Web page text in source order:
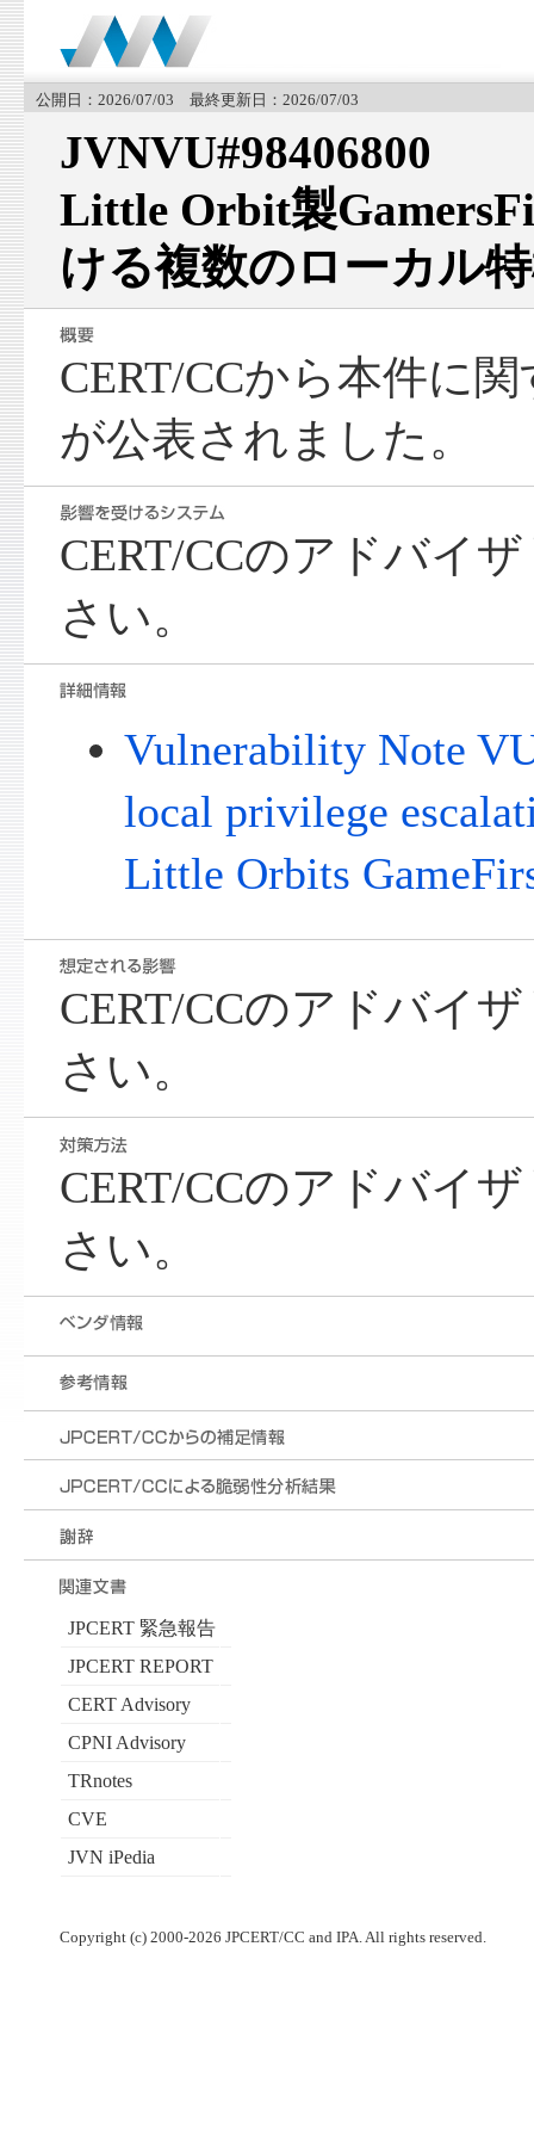
公開日：2026/07/03 最終更新日：2026/07/03
JVNVU#98406800
Little Orbit製
ける複数のローカル
CERT/CCから本件に
が公表されました。
CERT/CCのアドバイ
さい。
Vulnerability Note
local privilege
Little Orbits
CERT/CCのアドバイ
さい。
CERT/CCのアドバイ
さい。
JPCERT 緊急報告
JPCERT REPORT
CERT Advisory
CPNI Advisory
TRnotes
CVE
JVN iPedia
Copyright (c) 2000-2026 JPCERT/CC and IPA. All rights reserved.